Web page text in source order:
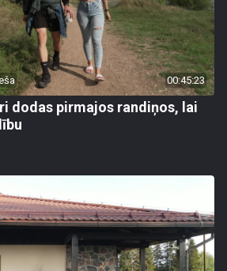
00:45:23
dodas pirmajos randiņos, lai